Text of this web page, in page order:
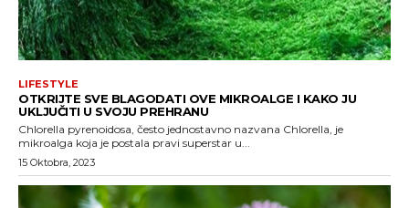
LIFESTYLE
OTKRIJTE SVE BLAGODATI OVE MIKROALGE I KAKO JU
UKLJUČITI U SVOJU PREHRANU
Chlorella pyrenoidosa, često jednostavno nazvana Chlorella, je
mikroalga koja je postala pravi superstar u...
15 Oktobra, 2023